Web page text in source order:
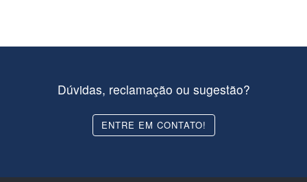
Dúvidas, reclamação ou sugestão?
ENTRE EM CONTATO!